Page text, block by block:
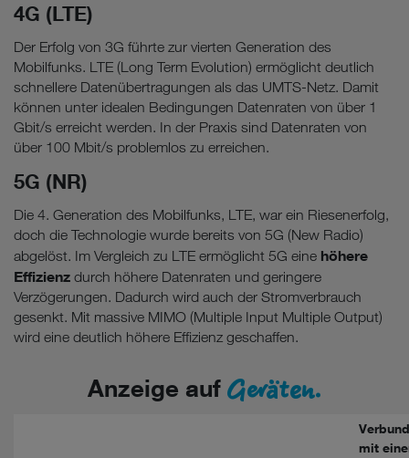
4G (LTE)
Der Erfolg von 3G führte zur vierten Generation des
Mobilfunks. LTE (Long Term Evolution) ermöglicht deutlich
schnellere Datenübertragungen als das UMTS-Netz. Damit
können unter idealen Bedingungen Datenraten von über 1
Gbit/s erreicht werden. In der Praxis sind Datenraten von
über 100 Mbit/s problemlos zu erreichen.
5G (NR)
Die 4. Generation des Mobilfunks, LTE, war ein Riesenerfolg,
doch die Technologie wurde bereits von 5G (New Radio)
abgelöst. Im Vergleich zu LTE ermöglicht 5G eine höhere
Effizienz durch höhere Datenraten und geringere
Verzögerungen. Dadurch wird auch der Stromverbrauch
gesenkt. Mit massive MIMO (Multiple Input Multiple Output)
wird eine deutlich höhere Effizienz geschaffen.
Anzeige auf Geräten.
mit